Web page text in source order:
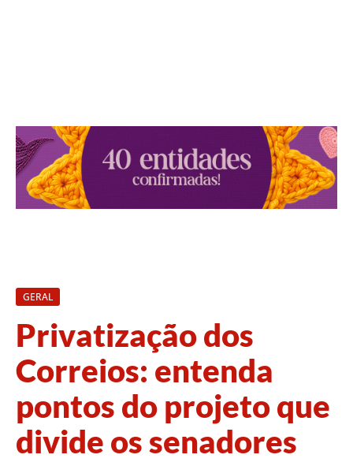
GERAL
Privatização dos
Correios: entenda
pontos do projeto que
divide os senadores